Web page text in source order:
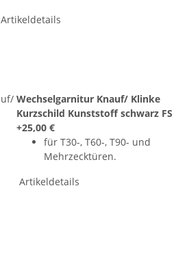
Artikeldetails
Wechselgarnitur Knauf/ Klinke
Kurzschild Kunststoff schwarz FS
+25,00 €
für T30-, T60-, T90- und
Mehrzecktüren.
Artikeldetails